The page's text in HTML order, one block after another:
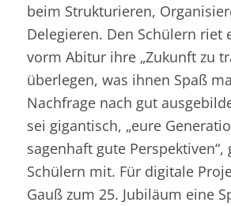
beim Strukturieren,
Delegieren. Den Schülern riet
vorm Abitur ihre „Zukunft zu
überlegen, was ihnen Spaß
Nachfrage nach gut
sei gigantisch, „eure
sagenhaft gute Perspektiven“,
Schülern mit. Für digitale
Gauß zum 25. Jubiläum eine